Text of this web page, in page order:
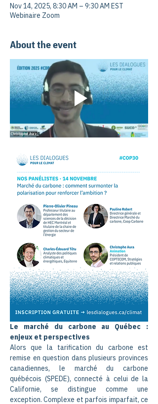
Nov 14, 2025, 8:30 AM – 9:30 AM EST
Webinaire Zoom
About the event
Le marché du carbone au Québec :
enjeux et perspectives
Alors que la tarification du carbone est
remise en question dans plusieurs provinces
canadiennes, le marché du carbone
québécois (SPEDE), connecté à celui de la
Californie, se distingue comme une
exception. Complexe et parfois imparfait, ce